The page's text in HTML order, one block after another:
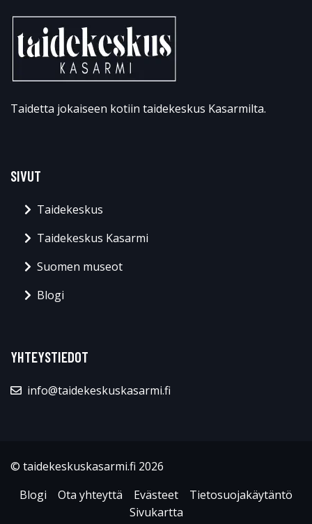
Taidetta jokaiseen kotiin taidekeskus Kasarmilta.
SIVUT
Taidekeskus
Taidekeskus Kasarmi
Suomen museot
Blogi
YHTEYSTIEDOT
info@taidekeskuskasarmi.fi
© taidekeskuskasarmi.fi 2026
Blogi
Ota yhteyttä Evästeet
Tietosuojakäytäntö
Sivukartta